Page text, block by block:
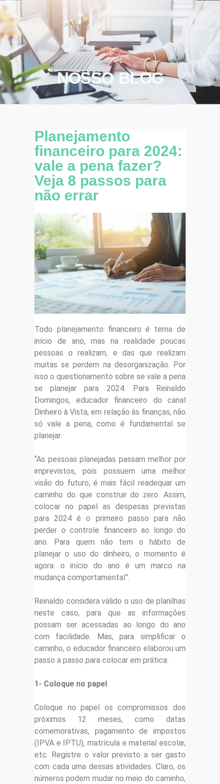
NOSSO BLOG
Planejamento
financeiro para 2024:
vale a pena fazer?
Veja 8 passos para
não errar
Todo planejamento financeiro é tema de
início de ano, mas na realidade poucas
pessoas o realizam, e das que realizam
muitas se perdem na desorganização. Por
isso o questionamento sobre se vale a pena
se planejar para 2024. Para Reinaldo
Domingos, educador financeiro do canal
Dinheiro à Vista, em relação às finanças, não
só vale a pena, como é fundamental se
planejar.
“As pessoas planejadas passam melhor por
imprevistos, pois possuem uma melhor
visão do futuro, é mais fácil readequar um
caminho do que construir do zero. Assim,
colocar no papel as despesas previstas
para 2024 é o primeiro passo para não
perder o controle financeiro ao longo do
ano. Para quem não tem o hábito de
planejar o uso do dinheiro, o momento é
agora: o início do ano é um marco na
mudança comportamental”.
Reinaldo considera válido o uso de planilhas
neste caso, para que as informações
possam ser acessadas ao longo do ano
com facilidade. Mas, para simplificar o
caminho, o educador financeiro elaborou um
passo a passo para colocar em prática:
1- Coloque no papel
Coloque no papel os compromissos dos
próximos 12 meses, como datas
comemorativas, pagamento de impostos
(IPVA e IPTU), matrícula e material escolar,
etc. Registre o valor previsto a ser gasto
com cada uma dessas atividades. Claro, os
números podem mudar no meio do caminho,